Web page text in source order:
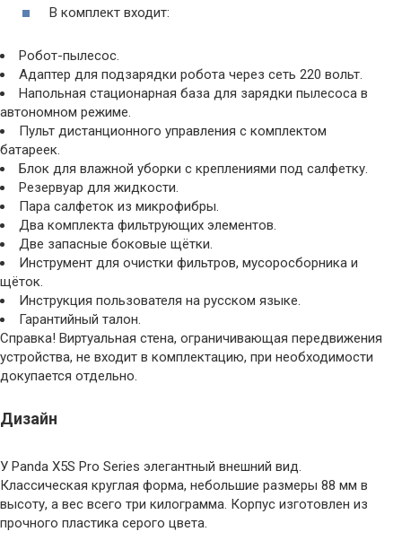
В комплект входит:
Робот-пылесос.
Адаптер для подзарядки робота через сеть 220 вольт.
Напольная стационарная база для зарядки пылесоса в
автономном режиме.
Пульт дистанционного управления с комплектом
батареек.
Блок для влажной уборки с креплениями под салфетку.
Резервуар для жидкости.
Пара салфеток из микрофибры.
Два комплекта фильтрующих элементов.
Две запасные боковые щётки.
Инструмент для очистки фильтров, мусоросборника и
щёток.
Инструкция пользователя на русском языке.
Гарантийный талон.
Справка! Виртуальная стена, ограничивающая передвижения
устройства, не входит в комплектацию, при необходимости
докупается отдельно.
Дизайн
У Panda X5S Pro Series элегантный внешний вид.
Классическая круглая форма, небольшие размеры 88 мм в
высоту, а вес всего три килограмма. Корпус изготовлен из
прочного пластика серого цвета.